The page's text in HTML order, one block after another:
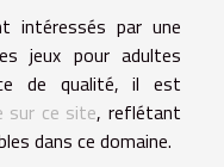
intéressés par une
jeux pour adultes
de qualité, il est
sur ce site, reflétant
dans ce domaine.